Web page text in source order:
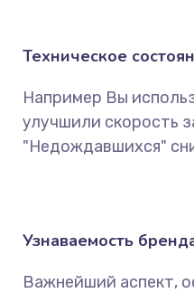
Техническое
Например Вы
улучшили скорость
"Недождавшихся"
Узнаваемость
Важнейший аспект,